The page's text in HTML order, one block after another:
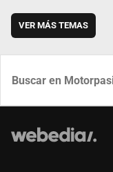
VER MÁS TEMAS